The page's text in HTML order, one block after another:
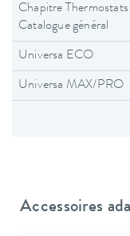
Chapitre
Catalogue général
Universa ECO
Universa MAX/PRO
Accessoires